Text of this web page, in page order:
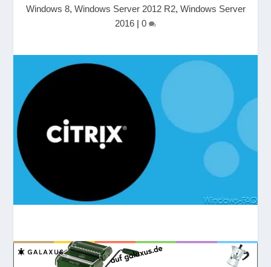
Windows 8, Windows Server 2012 R2, Windows Server
2016 | 0